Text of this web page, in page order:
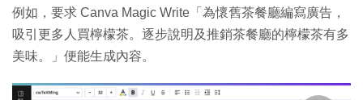
例如，要求 Canva Magic Write「為懷舊茶餐廳編寫廣告，
吸引更多人買檸檬茶。逐步說明及推銷茶餐廳的檸檬茶有多
美味。」便能生成內容。